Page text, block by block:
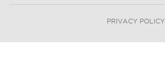
PRIVACY POLICY